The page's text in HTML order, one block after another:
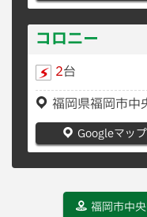
コロニー
2台
福岡県福岡市
Googleマップ
福岡市中